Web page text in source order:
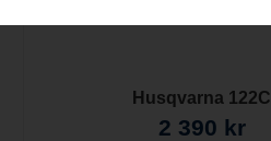
Husqvarna 122C
2 390 kr